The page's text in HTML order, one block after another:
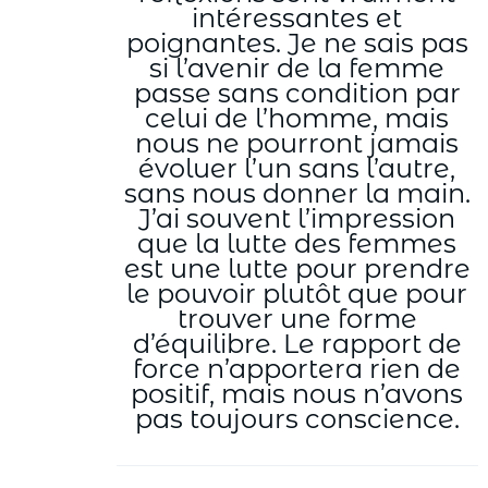
intéressantes et
poignantes. Je ne sais pas
si l’avenir de la femme
passe sans condition par
celui de l’homme, mais
nous ne pourront jamais
évoluer l’un sans l’autre,
sans nous donner la main.
J’ai souvent l’impression
que la lutte des femmes
est une lutte pour prendre
le pouvoir plutôt que pour
trouver une forme
d’équilibre. Le rapport de
force n’apportera rien de
positif, mais nous n’avons
pas toujours conscience.